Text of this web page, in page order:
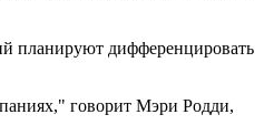
планируют дифференцировать
говорит Мэри Родди,